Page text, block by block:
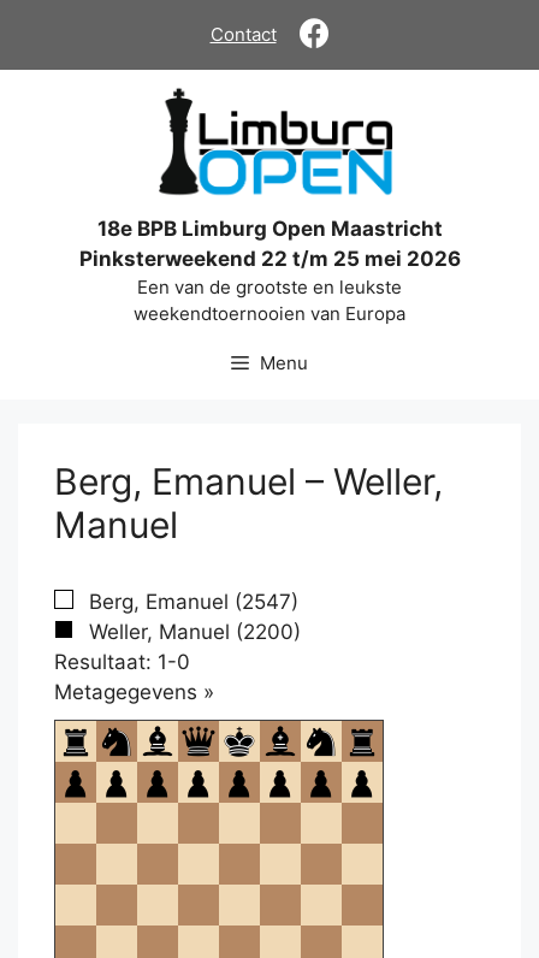
de
Contact
18e BPB Limburg Open Maastricht
Pinksterweekend 22 t/m 25 mei 2026
Een van de grootste en leukste
weekendtoernooien van Europa
Menu
Berg, Emanuel – Weller,
Manuel
Berg, Emanuel (2547)
Weller, Manuel (2200)
Resultaat: 1-0
Metagegevens »
om
te
openen.